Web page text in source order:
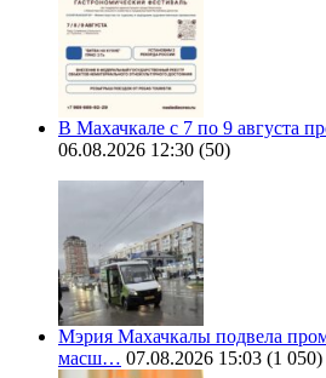
В Махачкале с 7 по 9 августа
06.08.2026 12:30 (50)
Мэрия Махачкалы подвела
масш… 07.08.2026 15:03 (1 050)